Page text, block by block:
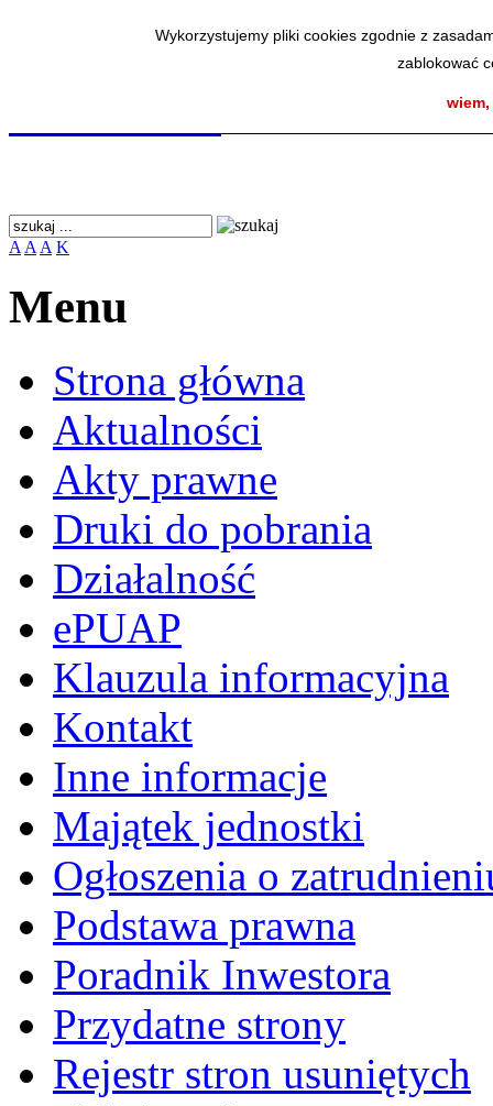
Wykorzystujemy pliki cookies zgodnie z
zablokować
Wykorzystujemy pliki cookies zgodnie z
zablokować
A A A K
Menu
Strona główna
Aktualności
Akty prawne
Druki do pobrania
Działalność
ePUAP
Klauzula informacyjna
Kontakt
Inne informacje
Majątek jednostki
Ogłoszenia o
Podstawa prawna
Poradnik Inwestora
Przydatne strony
Rejestr stron usuniętych